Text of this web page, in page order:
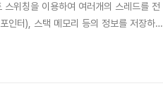
위칭을 이용하여 여러개의 스레드를 전
터), 스택 메모리 등의 정보를 저장하여